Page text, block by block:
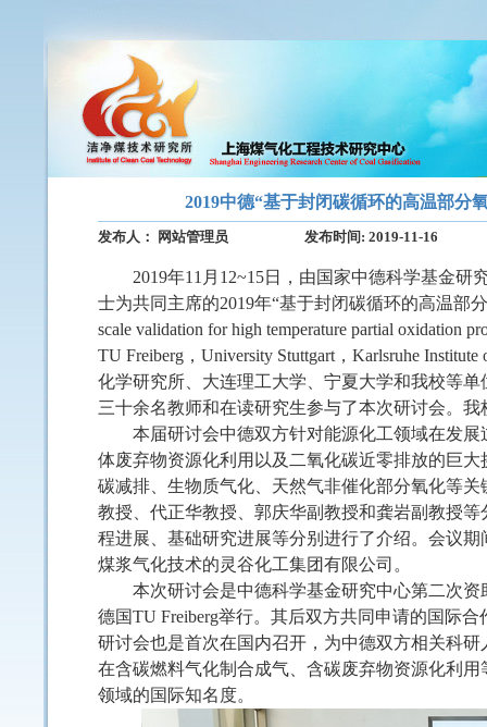
2019中德“基于封闭碳循环的高温部分
发布人： 网站管理员 发布时间: 2019-11-16
2019年11 月 12~15日，由国家中德科学基金研
士为共同主席的2019年“基于封闭碳循环的高温部
scale validation for high temperature partial oxidation
TU Freiberg， University Stuttgart， Karlsruhe Institute
化学研究所、大连理工大学、宁夏大学和我校等单
三十余名教师和在读研究生参与了本次研讨会。
本届研讨会中德双方针对能源化工领域在发
体废弃物资源化利用以及二氧化碳近零排放的巨大
碳减排、生物质气化、 天然气非催化部分氧化等
教授、代正华教授、郭庆华副教授和龚岩副教授
程进展、基础研究进展等分别进行了介绍。会议期
煤浆气化技术的灵谷化工集团有限公司。
本次研讨会是中德科学基金研究中心第二次
德国TU Freiberg举行。其后双方共同申请的国际
研讨会也是首次在国内召开， 为中德双方相关科研
在含碳燃料气化制合成气、含碳废弃物资源化利
领域的国际知名度。